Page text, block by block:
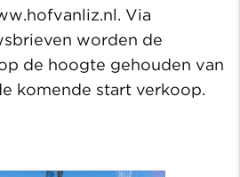
Via
worden de
de hoogte gehouden van
komende start verkoop.